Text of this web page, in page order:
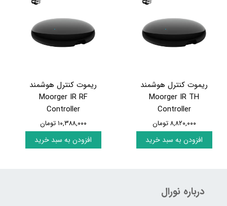
ریموت کنترل هوشمند
Moorger IR TH
Controller
۸,۸۲۰,۰۰۰ تومان
افزودن به سبد خرید
ریموت کنترل هوشمند
Moorger IR RF
Controller
۱۰,۳۸۸,۰۰۰ تومان
افزودن به سبد خرید
درباره نورال